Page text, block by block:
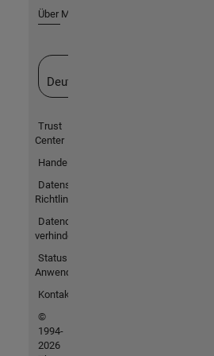
Über MathWorks
Deutschland
Trust
Center
Handelsmarken
Datenschutz-
Richtlinien
Datendiebstahl
verhindern
Status von
Anwendungen
Kontakt
©
1994-
2026